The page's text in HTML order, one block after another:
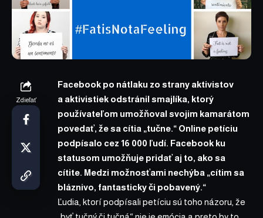
Zdieľať
Facebook po nátlaku zo strany aktivistov
a aktivistiek odstránil smajlíka, ktorý
používateľom umožňoval svojim kamarátom
povedať, že sa cítia „tučne.“ Online petíciu
podpísalo cez 16 000 ľudí. Facebook ku
statusom umožňuje pridať aj to, ako sa
cítite. Medzi možnosťami nechýba „cítim sa
bláznivo, fantasticky či pobavený.“
Ľudia, ktorí podpísali petíciu sú toho názoru, že